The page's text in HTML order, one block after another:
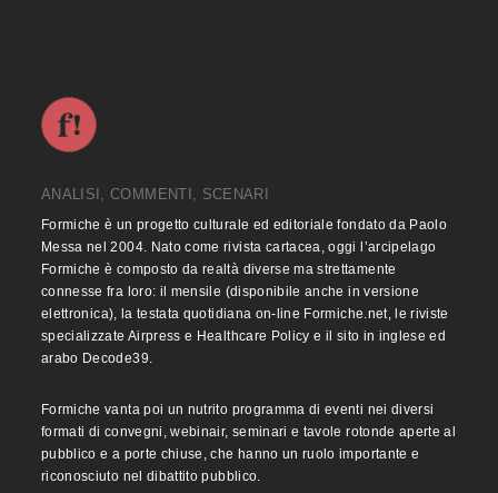
ANALISI, COMMENTI, SCENARI
Formiche è un progetto culturale ed editoriale fondato da Paolo
Messa nel 2004. Nato come rivista cartacea, oggi l’arcipelago
Formiche è composto da realtà diverse ma strettamente
connesse fra loro: il mensile (disponibile anche in versione
elettronica), la testata quotidiana on-line Formiche.net, le riviste
specializzate Airpress e Healthcare Policy e il sito in inglese ed
arabo Decode39.
Formiche vanta poi un nutrito programma di eventi nei diversi
formati di convegni, webinair, seminari e tavole rotonde aperte al
pubblico e a porte chiuse, che hanno un ruolo importante e
riconosciuto nel dibattito pubblico.